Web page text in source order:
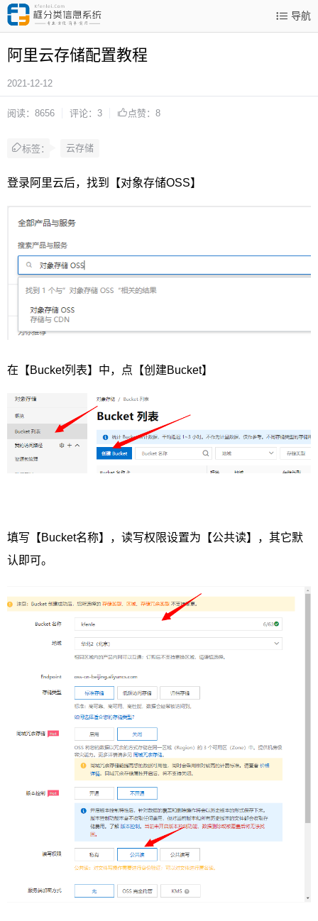
导航
阿里云存储配置教程
2021-12-12
阅读：8656 评论：3 点赞：8
标签： 云存储
登录阿里云后，找到【对象存储OSS】
在【Bucket列表】中，点【创建Bucket】
填写【Bucket名称】，读写权限设置为【公共读】，其它默
认即可。